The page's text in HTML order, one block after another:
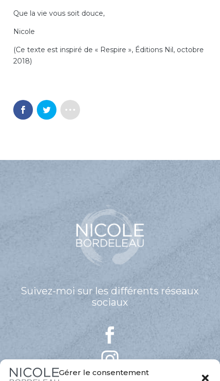
Gérer le consentement
Que la vie vous soit douce,
Nicole
(Ce texte est inspiré de « Respire », Éditions Nil, octobre
2018)
Suivez-moi sur les différents réseaux
sociaux